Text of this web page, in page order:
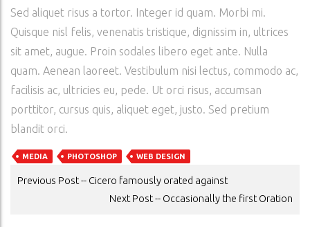
Sed aliquet risus a tortor. Integer id quam. Morbi mi.
Quisque nisl felis, venenatis tristique, dignissim in, ultrices
sit amet, augue. Proin sodales libero eget ante. Nulla
quam. Aenean laoreet. Vestibulum nisi lectus, commodo ac,
facilisis ac, ultricies eu, pede. Ut orci risus, accumsan
porttitor, cursus quis, aliquet eget, justo. Sed pretium
blandit orci.
MEDIA PHOTOSHOP WEB DESIGN
POST
NAVIGATION
Previous Post -- Cicero famously orated against
Next Post -- Occasionally the first Oration